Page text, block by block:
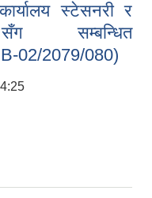
स्टेसनरी र
सम्बन्धित
02/2079/080)